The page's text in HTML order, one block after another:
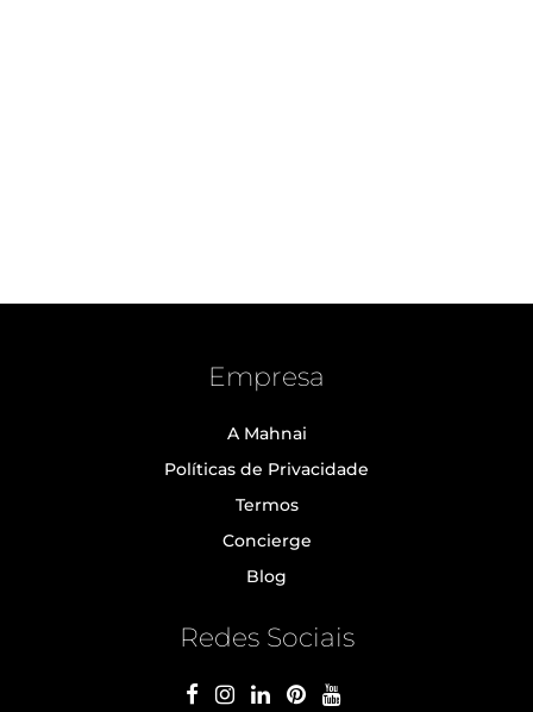
Empresa
A Mahnai
Políticas de Privacidade
Termos
Concierge
Blog
Redes Sociais